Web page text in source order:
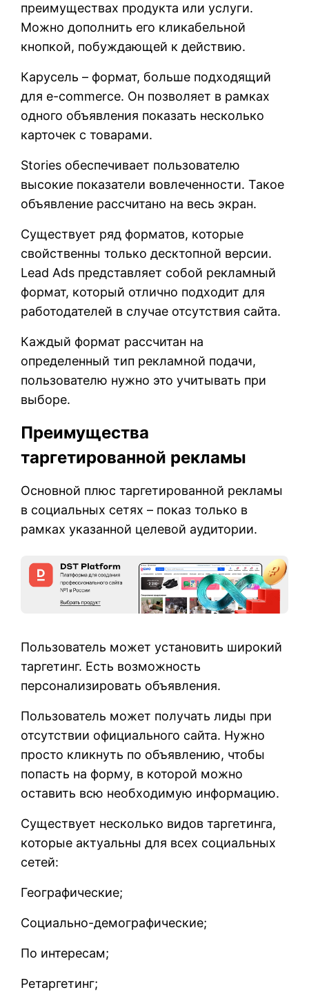
преимуществах продукта или услуги.
Можно дополнить его кликабельной
кнопкой, побуждающей к действию.
Карусель – формат, больше подходящий
для e-commerce. Он позволяет в рамках
одного объявления показать несколько
карточек с товарами.
Stories обеспечивает пользователю
высокие показатели вовлеченности. Такое
объявление рассчитано на весь экран.
Существует ряд форматов, которые
свойственны только десктопной версии.
Lead Ads представляет собой рекламный
формат, который отлично подходит для
работодателей в случае отсутствия сайта.
Каждый формат рассчитан на
определенный тип рекламной подачи,
пользователю нужно это учитывать при
выборе.
Преимущества
таргетированной рекламы
Основной плюс таргетированной рекламы
в социальных сетях – показ только в
рамках указанной целевой аудитории.
Пользователь может установить широкий
таргетинг. Есть возможность
персонализировать объявления.
Пользователь может получать лиды при
отсутствии официального сайта. Нужно
просто кликнуть по объявлению, чтобы
попасть на форму, в которой можно
оставить всю необходимую информацию.
Существует несколько видов таргетинга,
которые актуальны для всех социальных
сетей:
Географические;
Социально-демографические;
По интересам;
Ретаргетинг;